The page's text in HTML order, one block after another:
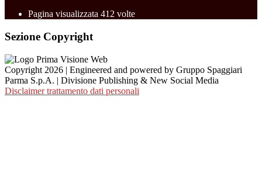
Pagina visualizzata 412 volte
Sezione Copyright
Copyright 2026 | Engineered and powered by Gruppo Spaggiari
Parma S.p.A. | Divisione Publishing & New Social Media
Disclaimer trattamento dati personali